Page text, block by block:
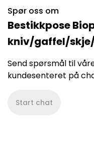
Spør oss om
Bestikkpose
kniv/gaffel/
Send spørsmål til
kundesenteret på
Start chat